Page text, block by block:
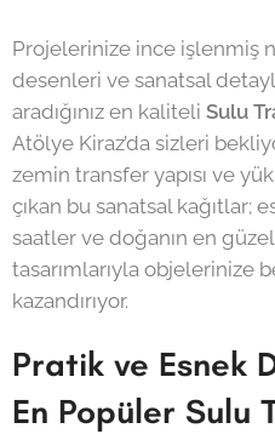
Projelerinize ince işlenmiş
desenleri ve sanatsal
aradığınız en kaliteli Sulu
Atölye Kiraz’da sizleri
zemin transfer yapısı ve
çıkan bu sanatsal kağıtlar;
saatler ve doğanın en
tasarımlarıyla objelerinize
kazandırıyor.
Pratik ve Esnek
En Popüler Sulu